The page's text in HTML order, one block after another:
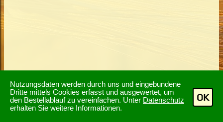
Nutzungsdaten werden durch uns und eingebundene
Dritte mittels Cookies erfasst und ausgewertet, um
den Bestellablauf zu vereinfachen. Unter Datenschutz
erhalten Sie weitere Informationen.
OK